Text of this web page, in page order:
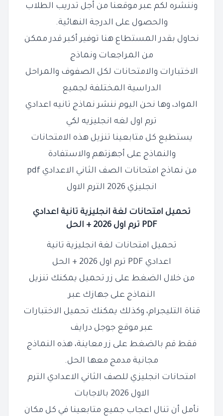
وننشره لكم عبر موقعنا من أجل تدريب الطلاب
والحصول على الدرجة النهائية.
نحاول بقدر المستطاع هنا توفير أكبر قدر ممكن
من المراجعات ونماذج
الاختبارات والامتحانات لكل الصفوف والمراحل
الدراسية المختلفة لجميع
المواد، وها نحن اليوم ننشر نماذج تانيه اعدادي
ترم اول لغه انجليزيه لكي
يستطيع كل متابعينا تنزيل هذه الامتحانات
والنماذج على أجهزتهم والاستفادة
من نماذج امتحانات الصف الثاني الاعدادي pdf
انجليزي 2026 الترم الاول
تحميل امتحانات لغة انجليزية تانية اعدادي
PDF ترم اول 2026 + الحل
تحميل امتحانات لغة انجليزية تانية
اعدادي PDF ترم اول 2026 + الحل
من خلال الضغط على زر تحميل يمكنك تنزيل
النماذج على جهازك عبر
قناة التليجرام، وكذلك يمكنك تحميل الاختبارات
عبر موقع جوجل درايف
فقط قم بالضغط على زر معاينة، هذه النماذج
مجانية مدمج معها الحل.
امتحانات انجليزي للصف الثاني الاعدادي الترم
الاول 2026 بالاجابات
نأمل أن تنال اعجاب جميع متابعينا في كل مكان